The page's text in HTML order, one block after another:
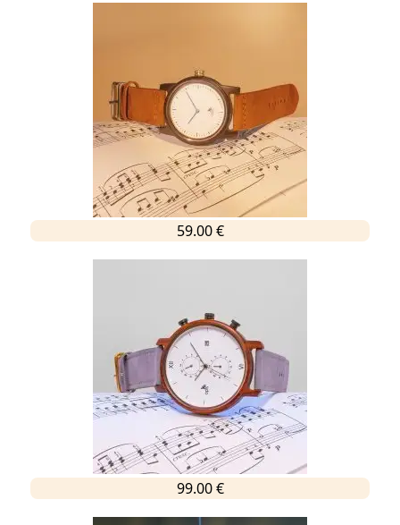
59.00 €
99.00 €